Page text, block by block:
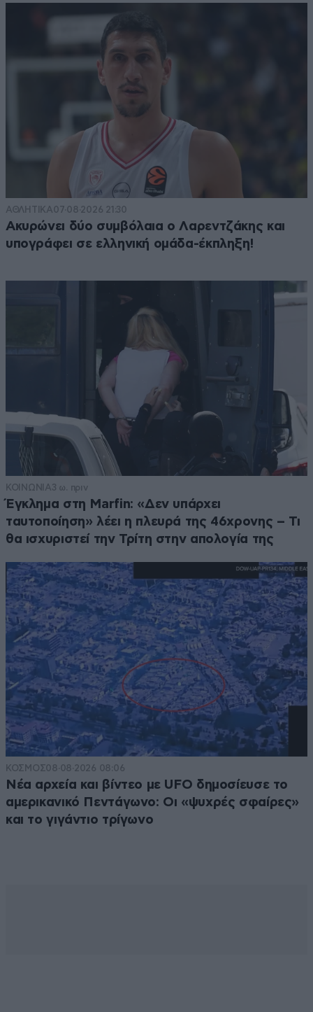
ΑΘΛΗΤΙΚΑ07·08·2026 21:30
Ακυρώνει δύο συμβόλαια ο Λαρεντζάκης και
υπογράφει σε ελληνική ομάδα-έκπληξη!
ΚΟΙΝΩΝΙΑ3 ω. πριν
Έγκλημα στη Marfin: «Δεν υπάρχει
ταυτοποίηση» λέει η πλευρά της 46χρονης – Τι
θα ισχυριστεί την Τρίτη στην απολογία της
ΚΟΣΜΟΣ08·08·2026 08:06
Νέα αρχεία και βίντεο με UFO δημοσίευσε το
αμερικανικό Πεντάγωνο: Οι «ψυχρές σφαίρες»
και το γιγάντιο τρίγωνο